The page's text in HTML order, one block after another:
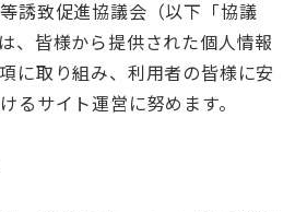
誘致促進協議会（以下「協議
、皆様から提供された個人情報
に取り組み、利用者の皆様に安
るサイト運営に努めます。